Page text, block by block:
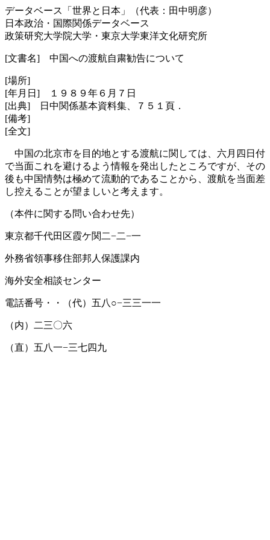
データベース「世界と日本」（代表：田中明彦）
日本政治・国際関係データベース
政策研究大学院大学・東京大学東洋文化研究所
[文書名] 中国への渡航自粛勧告について
[場所]
[年月日] １９８９年６月７日
[出典] 日中関係基本資料集、７５１頁．
[備考]
[全文]
中国の北京市を目的地とする渡航に関しては、六月四日付
で当面これを避けるよう情報を発出したところですが、その
後も中国情勢は極めて流動的であることから、渡航を当面差
し控えることが望ましいと考えます。
（本件に関する問い合わせ先）
東京都千代田区霞ケ関二−二−一
外務省領事移住部邦人保護課内
海外安全相談センター
電話番号・・（代）五八○−三三一一
（内）二三〇六
（直）五八一−三七四九